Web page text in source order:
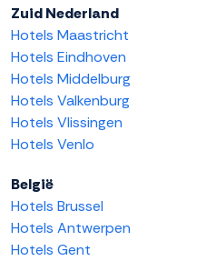
Zuid Nederland
Hotels Maastricht
Hotels Eindhoven
Hotels Middelburg
Hotels Valkenburg
Hotels Vlissingen
Hotels Venlo
België
Hotels Brussel
Hotels Antwerpen
Hotels Gent